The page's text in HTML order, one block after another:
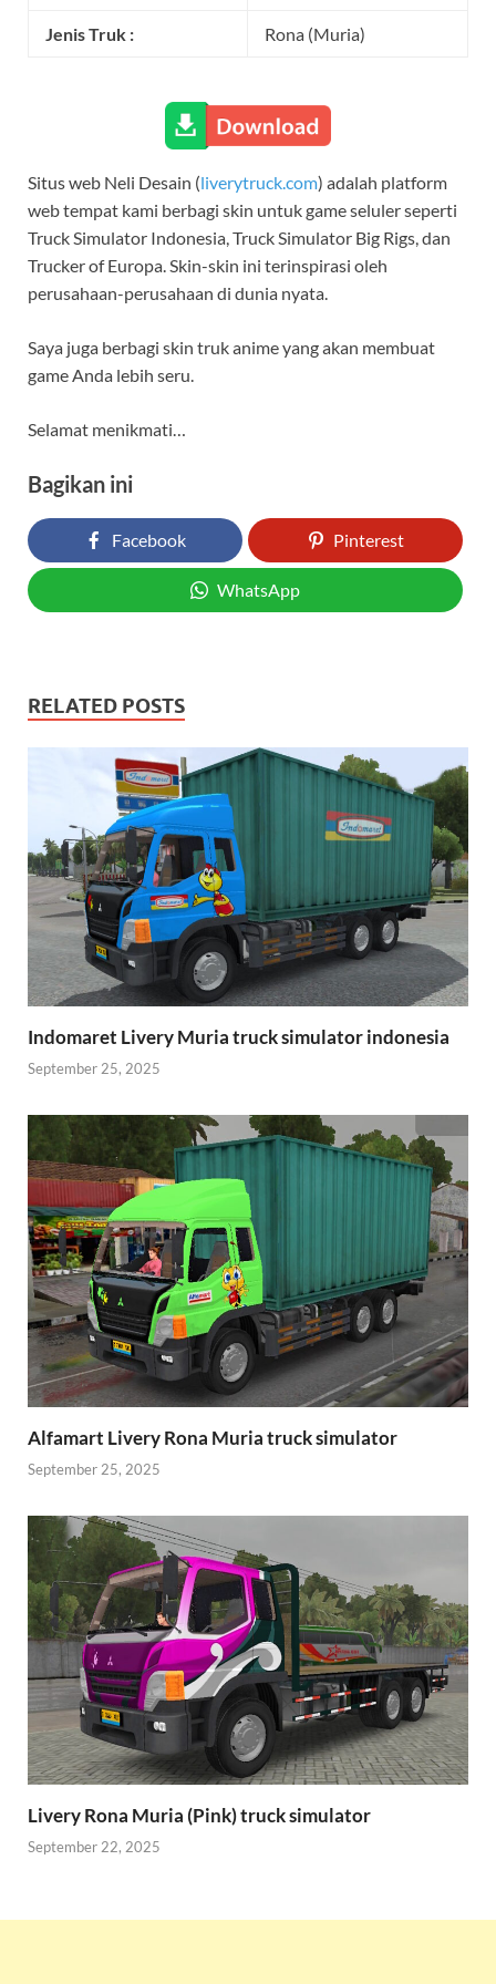
Jenis Truk : Rona (Muria)
Situs web Neli Desain (liverytruck.com) adalah platform
web tempat kami berbagi skin untuk game seluler seperti
Truck Simulator Indonesia, Truck Simulator Big Rigs, dan
Trucker of Europa. Skin-skin ini terinspirasi oleh
perusahaan-perusahaan di dunia nyata.
Saya juga berbagi skin truk anime yang akan membuat
game Anda lebih seru.
Selamat menikmati…
Bagikan ini
Facebook Pinterest
WhatsApp
RELATED POSTS
Indomaret Livery Muria truck simulator indonesia
September 25, 2025
Alfamart Livery Rona Muria truck simulator
September 25, 2025
Livery Rona Muria (Pink) truck simulator
September 22, 2025